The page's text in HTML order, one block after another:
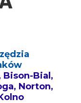
Bison-Bial,
Norton,